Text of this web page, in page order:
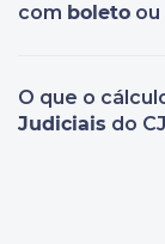
com boleto ou
O que o
Judiciais do